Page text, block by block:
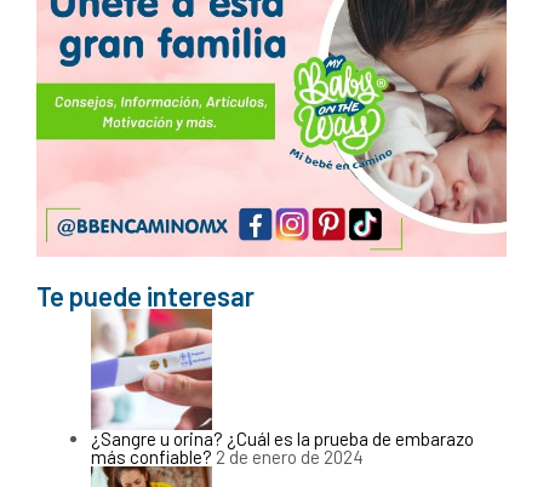
Te puede interesar
¿Sangre u orina? ¿Cuál es la prueba de embarazo
más confiable? 2 de enero de 2024